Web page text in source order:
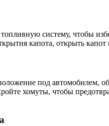
систему, чтобы
капота, открыть
под
хомуты, чтобы